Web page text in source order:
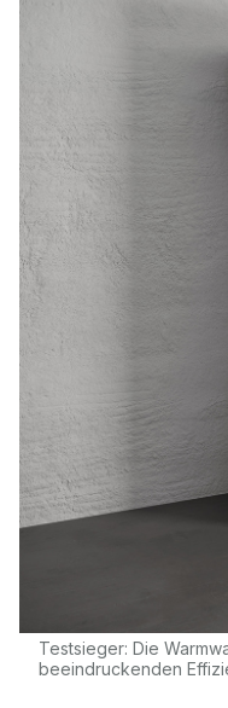
Testsieger: Die
beeindruckenden